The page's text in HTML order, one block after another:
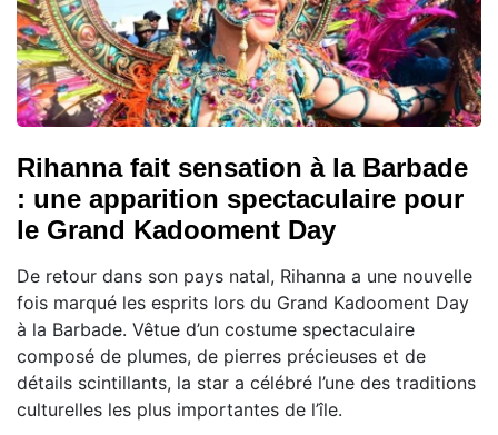
Rihanna fait sensation à la Barbade
: une apparition spectaculaire pour
le Grand Kadooment Day
De retour dans son pays natal, Rihanna a une nouvelle
fois marqué les esprits lors du Grand Kadooment Day
à la Barbade. Vêtue d’un costume spectaculaire
composé de plumes, de pierres précieuses et de
détails scintillants, la star a célébré l’une des traditions
culturelles les plus importantes de l’île.